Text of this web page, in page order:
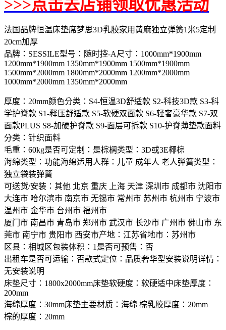
>>>点击去店铺领取优惠活动
法国品牌恒温床垫席梦思3D乳胶家用黄麻独立弹簧1米5定制
20cm加厚
品牌：SESSILE型号：随时控-A尺寸：1000mm*1900mm
1200mm*1900mm 1350mm*1900mm 1500mm*1900mm
1500mm*2000mm 1800mm*2000mm 1200mm*2000mm
1000mm*2000mm 1350mm*2000mm
厚度：20mm颜色分类：S4-恒温3D舒适款 S2-科技3D款 S3-科
学护脊款 S1-释压舒适款 S5-软硬双面款 S6-轻奢豪华款 S7-双
面款PLUS S8-加硬护脊款 S9-面层可拆款 S10-护脊薄垫款面料
分类：针织面料
毛重：60kg是否可定制：是棕榈类型：3D或3E椰棕
海绵类型：功能海绵适用人群：儿童 成年人 老人弹簧类型：
独立袋装弹簧
可送货/安装：其他 北京 重庆 上海 天津 深圳市 成都市 沈阳市
大连市 哈尔滨市 南京市 无锡市 常州市 苏州市 杭州市 宁波市
温州市 金华市 台州市 福州市
厦门市 南昌市 青岛市 郑州市 武汉市 长沙市 广州市 佛山市 东
莞市 南宁市 贵阳市 西安市产地：江苏省地市：苏州市
区县：相城区包装体积：1是否可预售：否
出租车是否可运输：否款式定位：品质奢华型安装说明详情：
无安装说明
床垫尺寸：1800x2000mm床垫软硬度：软硬适中床垫厚度：
200mm
海绵厚度：30mm床垫主要材质：海绵 棕乳胶厚度：20mm
棕的厚度：20mm